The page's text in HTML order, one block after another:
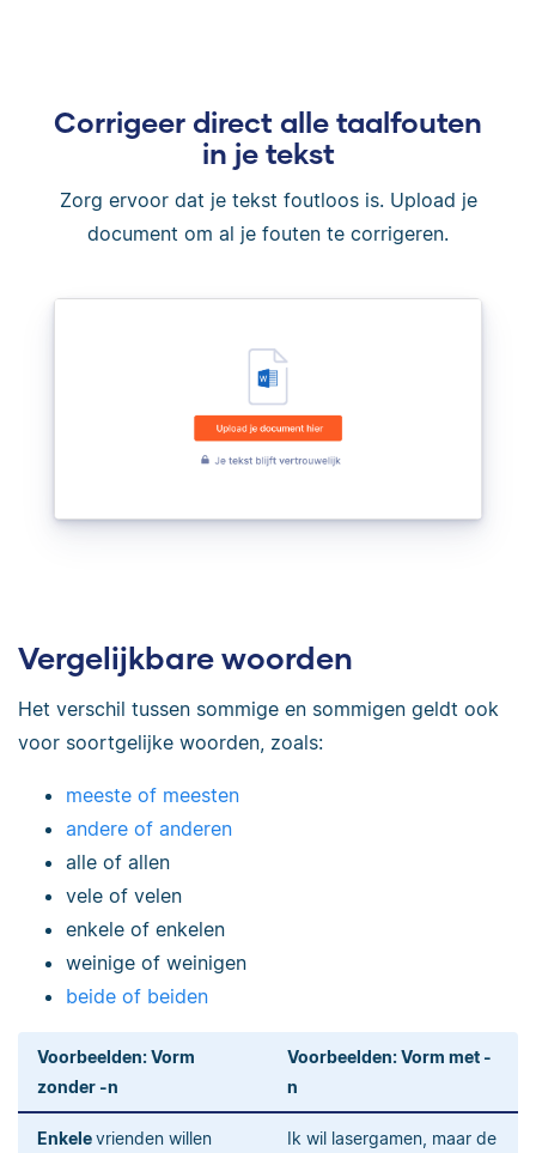
Corrigeer direct alle taalfouten
in je tekst
Zorg ervoor dat je tekst foutloos is. Upload je
document om al je fouten te corrigeren.
Vergelijkbare woorden
Het verschil tussen sommige en sommigen geldt ook
voor soortgelijke woorden, zoals:
meeste of meesten
andere of anderen
alle of allen
vele of velen
enkele of enkelen
weinige of weinigen
beide of beiden
Voorbeelden: Vorm
zonder -n
Voorbeelden: Vorm met -
n
Enkelevrienden willen
Ik wil lasergamen, maar de